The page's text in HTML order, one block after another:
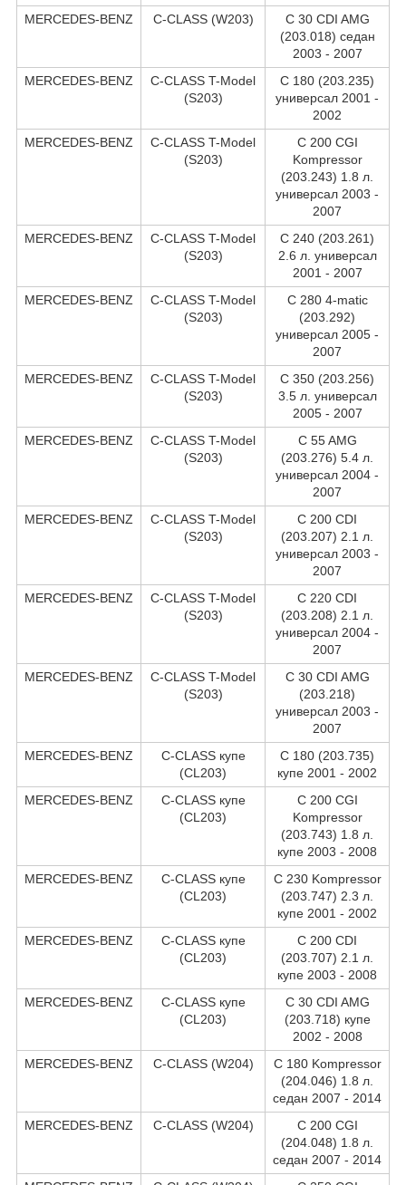
MERCEDES-BENZ
C-CLASS (W203)
C 30 CDI AMG
(203.018) седан
2003 - 2007
MERCEDES-BENZ
C-CLASS T-Model
(S203)
C 180 (203.235)
универсал 2001 -
2002
MERCEDES-BENZ
C-CLASS T-Model
(S203)
C 200 CGI
Kompressor
(203.243) 1.8 л.
универсал 2003 -
2007
MERCEDES-BENZ
C-CLASS T-Model
(S203)
C 240 (203.261)
2.6 л. универсал
2001 - 2007
MERCEDES-BENZ
C-CLASS T-Model
(S203)
C 280 4-matic
(203.292)
универсал 2005 -
2007
MERCEDES-BENZ
C-CLASS T-Model
(S203)
C 350 (203.256)
3.5 л. универсал
2005 - 2007
MERCEDES-BENZ
C-CLASS T-Model
(S203)
C 55 AMG
(203.276) 5.4 л.
универсал 2004 -
2007
MERCEDES-BENZ
C-CLASS T-Model
(S203)
C 200 CDI
(203.207) 2.1 л.
универсал 2003 -
2007
MERCEDES-BENZ
C-CLASS T-Model
(S203)
C 220 CDI
(203.208) 2.1 л.
универсал 2004 -
2007
MERCEDES-BENZ
C-CLASS T-Model
(S203)
C 30 CDI AMG
(203.218)
универсал 2003 -
2007
MERCEDES-BENZ
C-CLASS купе
(CL203)
C 180 (203.735)
купе 2001 - 2002
MERCEDES-BENZ
C-CLASS купе
(CL203)
C 200 CGI
Kompressor
(203.743) 1.8 л.
купе 2003 - 2008
MERCEDES-BENZ
C-CLASS купе
(CL203)
C 230 Kompressor
(203.747) 2.3 л.
купе 2001 - 2002
MERCEDES-BENZ
C-CLASS купе
(CL203)
C 200 CDI
(203.707) 2.1 л.
купе 2003 - 2008
MERCEDES-BENZ
C-CLASS купе
(CL203)
C 30 CDI AMG
(203.718) купе
2002 - 2008
MERCEDES-BENZ
C-CLASS (W204)
C 180 Kompressor
(204.046) 1.8 л.
седан 2007 - 2014
MERCEDES-BENZ
C-CLASS (W204)
C 200 CGI
(204.048) 1.8 л.
седан 2007 - 2014